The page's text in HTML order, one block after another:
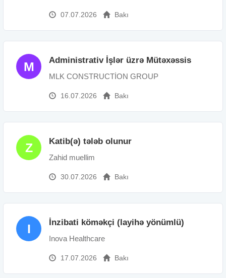
07.07.2026 Bakı
M Administrativ İşlər üzrə Mütəxəssis
MLK CONSTRUCTİON GROUP
16.07.2026 Bakı
Z Katib(ə) tələb olunur
Zahid muellim
30.07.2026 Bakı
I İnzibati köməkçi (layihə yönümlü)
Inova Healthcare
17.07.2026 Bakı